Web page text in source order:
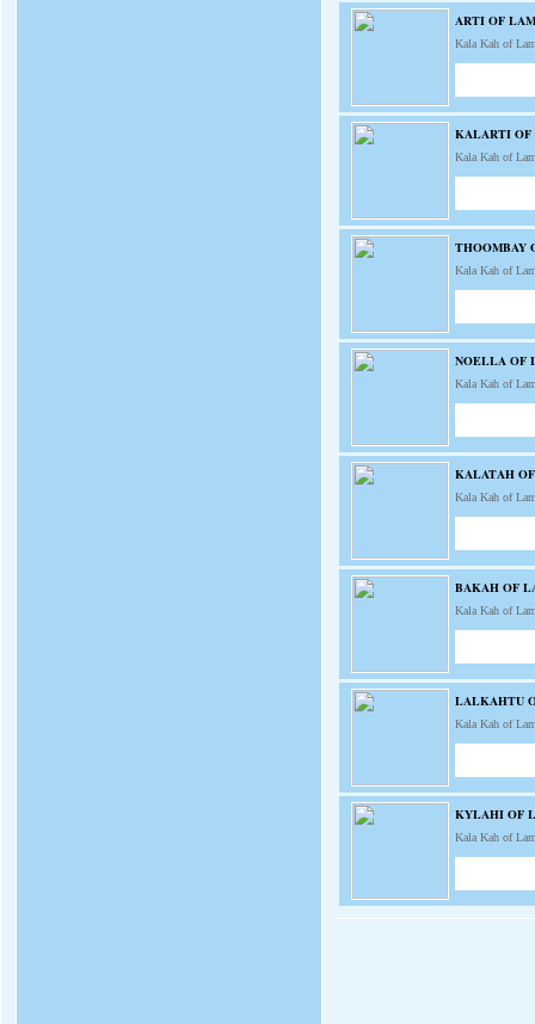
ARTI OF
Kala Kah of
KALARTI
Kala Kah of
THOOMBAY
Kala Kah of
NOELLA OF
Kala Kah of
KALATAH
Kala Kah of
BAKAH OF
Kala Kah of
LALKAHTU
Kala Kah of
KYLAHI OF
Kala Kah of